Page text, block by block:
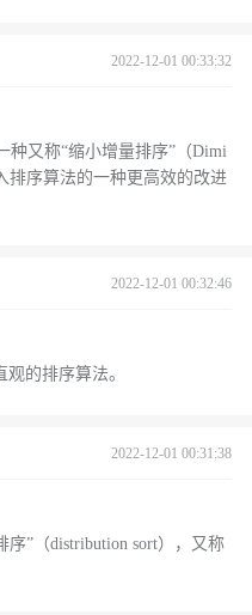
2022-12-01 00:33:32
种又称“缩小增量排序”（Dimi
排序算法的一种更高效的改进
2022-12-01 00:32:46
的排序算法。
2022-12-01 00:31:38
序”（distribution sort），又称